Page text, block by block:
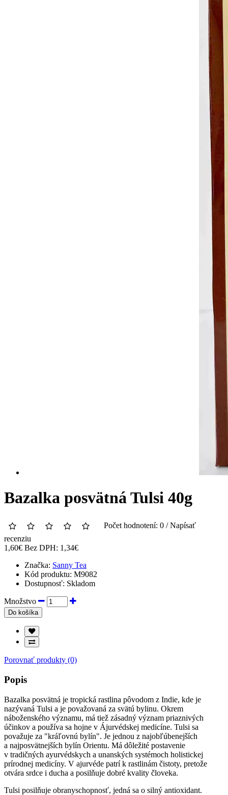
Bazalka posvätná Tulsi 40g
Počet hodnotení: 0 /Napísať
recenziu
1,60€ Bez DPH: 1,34€
Značka: Sanny Tea
Kód produktu: M9082
Dostupnosť: Skladom
Množstvo
Do košíka
Porovnať produkty (0)
Popis
Bazalka posvätná je tropická rastlina pôvodom z Indie, kde je
nazývaná Tulsi a je považovaná za svätú bylinu. Okrem
náboženského významu, má tiež zásadný význam priaznivých
účinkov a používa sa hojne v Ájurvédskej medicíne. Tulsi sa
považuje za "kráľovnú bylín". Je jednou z najobľúbenejších
a najposvätnejších bylín Orientu. Má dôležité postavenie
v tradičných ayurvédskych a unanských systémoch holistickej
prírodnej medicíny. V ajurvéde patrí k rastlinám čistoty, pretože
otvára srdce i ducha a posilňuje dobré kvality človeka.
Tulsi posilňuje obranyschopnosť, jedná sa o silný antioxidant.